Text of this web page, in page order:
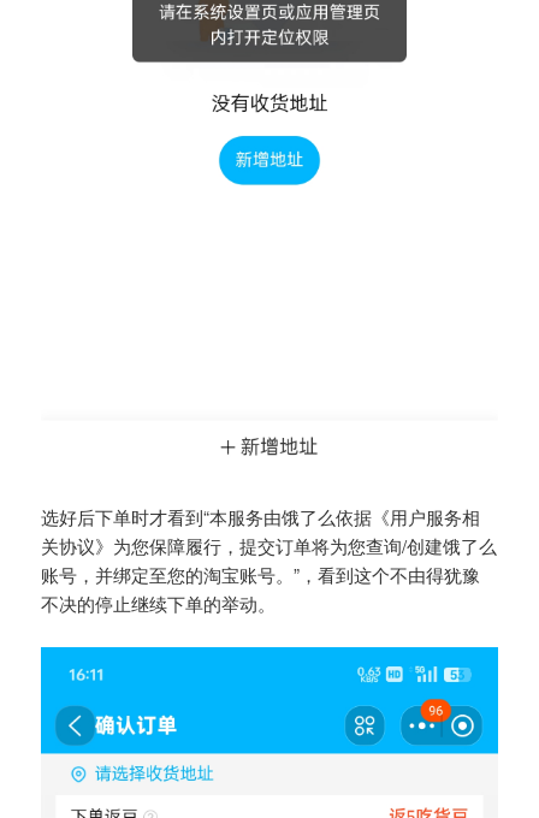
选好后下单时才看到“本服务由饿了么依据《用户服务相
关协议》为您保障履行，提交订单将为您查询/创建饿了么
账号，并绑定至您的淘宝账号。”，看到这个不由得犹豫
不决的停止继续下单的举动。